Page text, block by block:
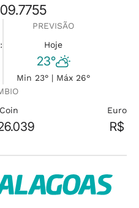
PREVISÃO
Hoje
23°
Min 23° | Máx 26°
Euro
R$